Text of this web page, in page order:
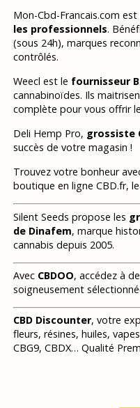
Mon-Cbd-Francais.com est
les professionnels.
(sous 24h), marques
contrôlés.
Weecl est le fournisseur
cannabinoïdes. Ils
complète pour vous offrir
Deli Hemp Pro, grossiste
succès de votre magasin !
Trouvez votre bonheur
boutique en ligne CBD.fr,
Silent Seeds propose les
de Dinafem, marque
cannabis depuis 2005.
Avec CBDOO, accédez à
soigneusement
CBD Discounter, votre
fleurs, résines, huiles,
CBG9, CBDX… Qualité